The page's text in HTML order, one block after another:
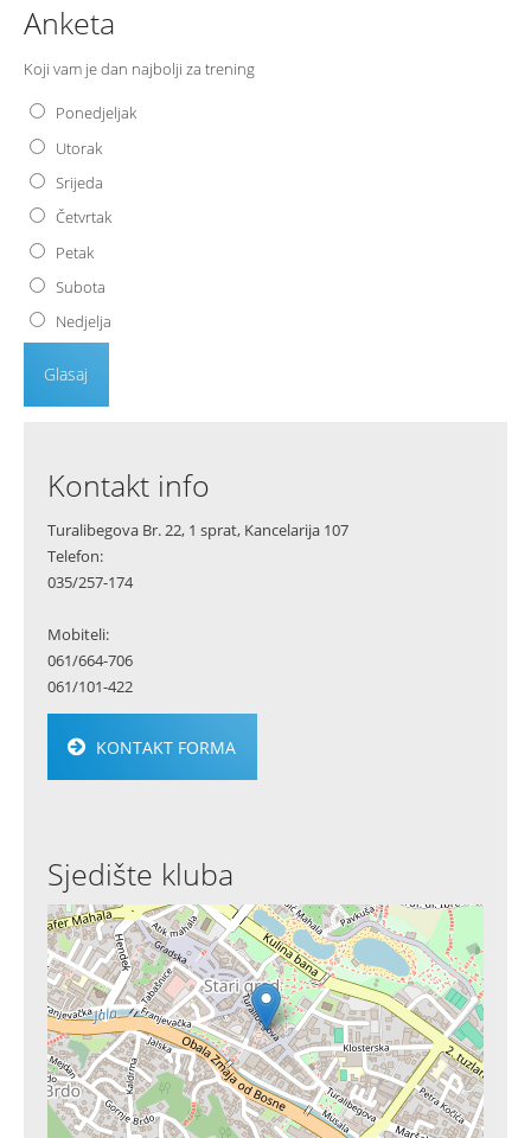
Anketa
Koji vam je dan najbolji za trening
Ponedjeljak
Utorak
Srijeda
Četvrtak
Petak
Subota
Nedjelja
Kontakt info
Turalibegova Br. 22, 1 sprat, Kancelarija 107
Telefon:
035/257-174
Mobiteli:
061/664-706
061/101-422
KONTAKT FORMA
Sjedište kluba